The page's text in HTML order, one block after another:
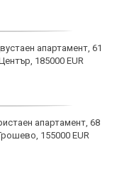
апартамент, 61
185000 EUR
апартамент, 68
155000 EUR